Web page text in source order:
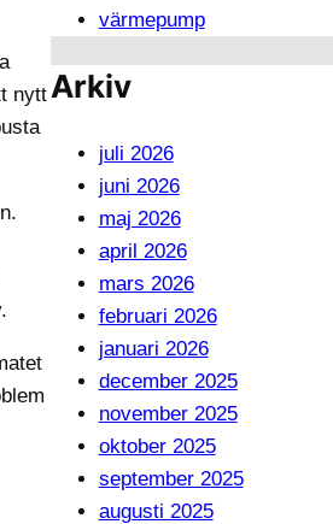
nytt
värmepump
Arkiv
juli 2026
juni 2026
maj 2026
april 2026
mars 2026
februari 2026
januari 2026
december 2025
november 2025
oktober 2025
september 2025
augusti 2025